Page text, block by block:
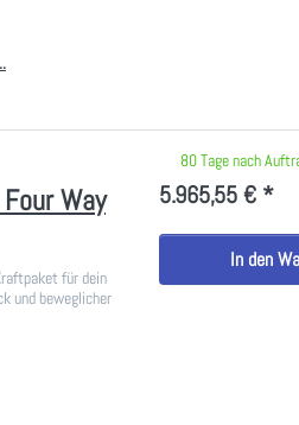
keine Bewertungen vor.
Way
für dein
und beweglicher
80 Tage nach
5.965,55 € *
In den